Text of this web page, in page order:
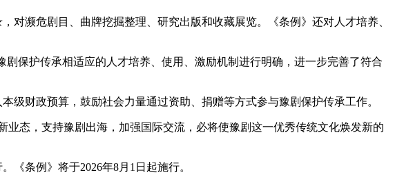
濒危剧目、曲牌挖掘整理、研究出版和收藏展览。《条例》还对人才培养、
保护传承相适应的人才培养、使用、激励机制进行明确，进一步完善了符合
财政预算，鼓励社会力量通过资助、捐赠等方式参与豫剧保护传承工作。
态，支持豫剧出海，加强国际交流，必将使豫剧这一优秀传统文化焕发新的
条例》将于2026年8月1日起施行。